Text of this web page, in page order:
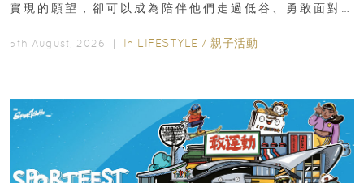
實現的願望，卻可以成為陪伴他們走過低谷、勇敢面對
5th August, 2026 ｜ In LIFESTYLE / 親子活動